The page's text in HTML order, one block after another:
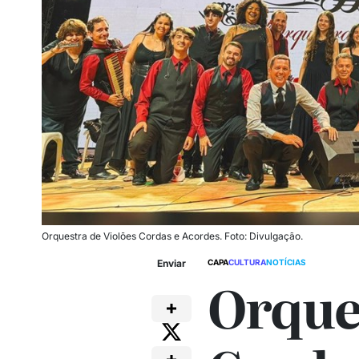
Orquestra de Violões Cordas e Acordes. Foto: Divulgação.
Enviar CAPACULTURANOTÍCIAS